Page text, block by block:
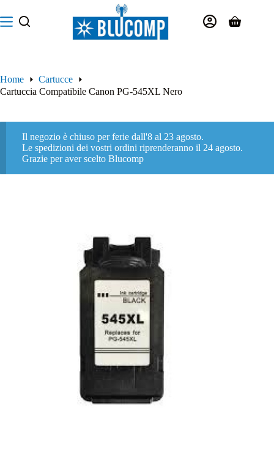
al
contenuto
Carrello
Home
Cartucce
Cartuccia Compatibile Canon PG-545XL Nero
Il negozio è chiuso per ferie dall'8 al 23 agosto.
Le spedizioni dei vostri ordini riprenderanno il 24 agosto.
Grazie per aver scelto Blucomp